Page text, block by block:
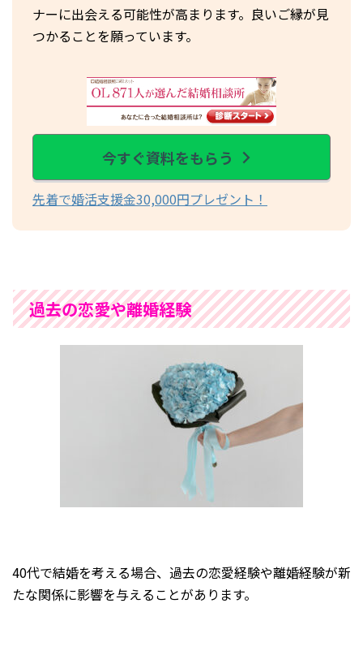
ナーに出会える可能性が高まります。良いご縁が見
つかることを願っています。
今すぐ資料をもらう
先着で婚活支援金30,000円プレゼント！
過去の恋愛や離婚経験
40代で結婚を考える場合、過去の恋愛経験や離婚経験が新
たな関係に影響を与えることがあります。